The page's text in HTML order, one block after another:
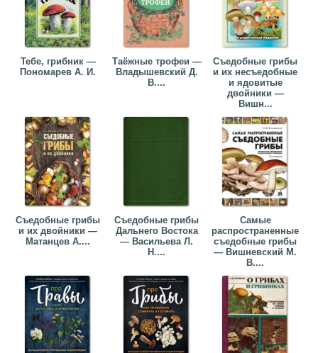
Тебе, грибник —
Пономарев А. И.
Таёжные трофеи —
Владышевский Д.
В....
Съедобные грибы
и их несъедобные
и ядовитые
двойники —
Вишн...
Съедобные грибы
и их двойники —
Матанцев А....
Съедобные грибы
Дальнего Востока
— Васильева Л.
Н....
Самые
распространенные
съедобные грибы
— Вишневский М.
В....